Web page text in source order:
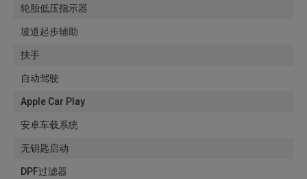
轮胎低压指示器
坡道起步辅助
扶手
自动驾驶
Apple Car Play
安卓车载系统
无钥匙启动
DPF过滤器